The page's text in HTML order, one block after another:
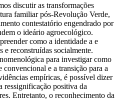
discutir as transformações
familiar pós-Revolução Verde,
contestatório engendrado por
o ideário agroecológico.
como a identidade a e
e reconstruídas socialmente.
para investigar como
convencional e a transição para a
empíricas, é possível dizer
ressignificação positiva da
Entretanto, o reconhecimento da